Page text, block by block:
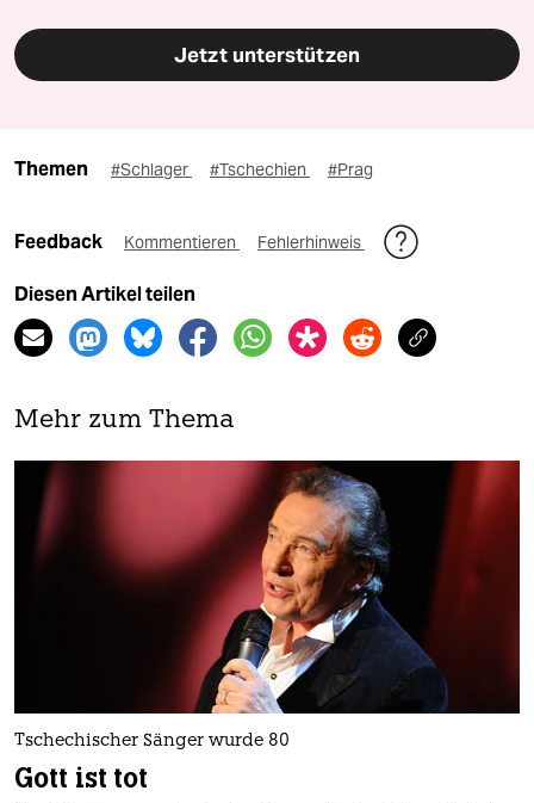
Jetzt unterstützen
Themen #Schlager #Tschechien #Prag
Feedback Kommentieren Fehlerhinweis
Diesen Artikel teilen
Mehr zum Thema
Tschechischer Sänger wurde 80
Gott ist tot